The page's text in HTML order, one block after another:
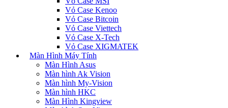
Vỏ Case Kenoo
Vỏ Case Bitcoin
Vỏ Case Viettech
Vỏ Case X-Tech
Vỏ Case XIGMATEK
Màn Hình Máy Tính
Màn Hình Asus
Màn hình Ak Vision
Màn hình My-Vision
Màn hình HKC
Màn Hình Kingview